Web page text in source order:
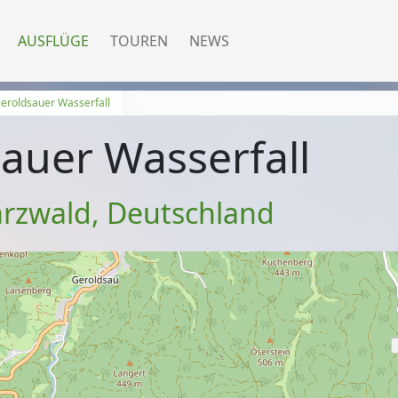
AUSFLÜGE TOUREN NEWS
Wasserfall
Wasserfall
, Deutschland